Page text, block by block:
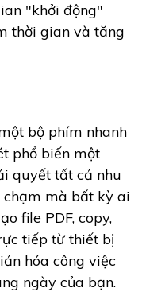
"khởi động"
thời gian và tăng
bộ phím nhanh
phổ biến một
quyết tất cả nhu
chạm mà bất kỳ ai
file PDF, copy,
tiếp từ thiết bị
hóa công việc
ngày của bạn.